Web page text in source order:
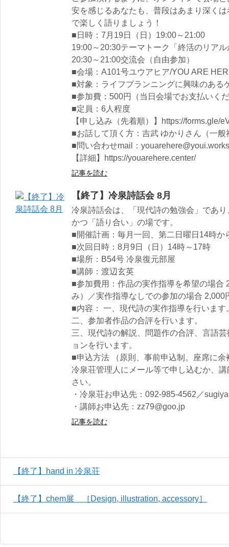
安を感じるあなたも、普段はあまり深く
で楽しく語りましょう！
■日時：7月19日（日）19:00～21:00
19:00～20:30テーマトーク「終活のリア
20:30～21:00交流会（自由参加）
■会場：A101号ユウアヒア/YOU ARE
■対象：ライフプランニングに興味のある
■参加費：500円（当日会場でお支払いく
■定員：6人程度
【申し込み（先着順）】https://forms.gle/
■お話して頂く方：吉武 ゆかりさん（一
■問い合わせmail：youarehere@youi.works
【詳細】https://youarehere.center/
記事を読む
【終了】冷泉詩話会 8月
冷泉詩話会は、「現代詩の勉強会」であ
かつ「語り合い」の場です。
■開催計画：毎月一回、第二日曜日14時か
■次回日時：8月9日（日）14時～17時
■場所：B54号 冷泉復元部屋
■講師：渡辺玄英
■参加費用：作品の実作指導を希望の場合
み）／実作指導なしでの参加の場合 2,000
■内容： 一、現代詩の実作指導を行います
二、参加者作品の合評を行います。
三、現代詩の解説、問題作の合評、言語
ョンを行います。
■申込方法 （原則、事前申込制。座席に
冷泉荘管理人にメール等で申し込むか、
さい。
・冷泉荘お申込先：092-985-4562／
・講師お申込先：zz79@goo.jp
記事を読む
【終了】hand in 冷泉荘
【終了】chem展 ［Design, illustration, accessory］